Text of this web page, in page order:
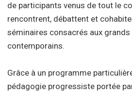
de participants venus de tout le
rencontrent, débattent et
séminaires consacrés aux grands
contemporains.
Grâce à un programme
pédagogie progressiste portée